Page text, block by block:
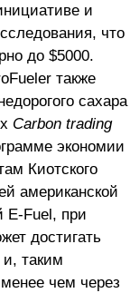
и
что
до $5000.
также
сахара
Carbon trading
экономии
Киотского
американской
E-Fuel, при
достигать
таким
чем через